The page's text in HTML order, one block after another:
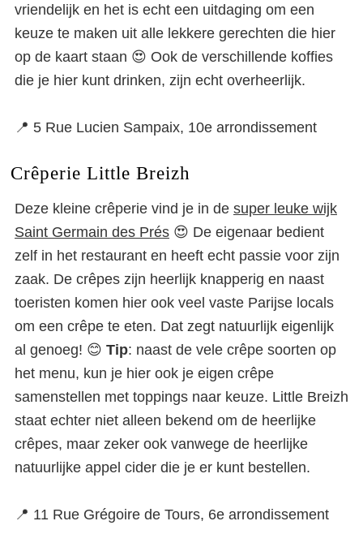
vriendelijk en het is echt een uitdaging om een
keuze te maken uit alle lekkere gerechten die hier
op de kaart staan 😍 Ook de verschillende koffies
die je hier kunt drinken, zijn echt overheerlijk.
📍 5 Rue Lucien Sampaix, 10e arrondissement
Crêperie Little Breizh
Deze kleine crêperie vind je in de super leuke wijk
Saint Germain des Prés 😍 De eigenaar bedient
zelf in het restaurant en heeft echt passie voor zijn
zaak. De crêpes zijn heerlijk knapperig en naast
toeristen komen hier ook veel vaste Parijse locals
om een crêpe te eten. Dat zegt natuurlijk eigenlijk
al genoeg! 😊 Tip: naast de vele crêpe soorten op
het menu, kun je hier ook je eigen crêpe
samenstellen met toppings naar keuze. Little Breizh
staat echter niet alleen bekend om de heerlijke
crêpes, maar zeker ook vanwege de heerlijke
natuurlijke appel cider die je er kunt bestellen.
📍 11 Rue Grégoire de Tours, 6e arrondissement